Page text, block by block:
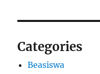
Categories
Beasiswa